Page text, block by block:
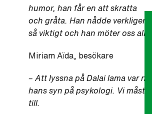
humor, han får en att skratta
och gråta. Han nådde verkligen
så viktigt och han möter oss alla
Miriam Aïda, besökare
– Att lyssna på Dalai lama var
hans syn på psykologi. Vi
till.